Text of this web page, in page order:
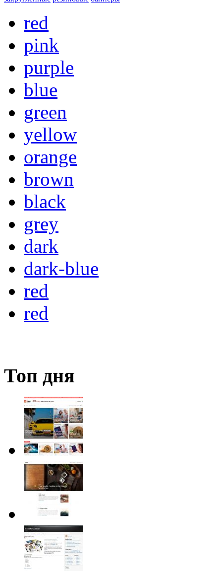
red
pink
purple
blue
green
yellow
orange
brown
black
grey
dark
dark-blue
red
red
Топ дня